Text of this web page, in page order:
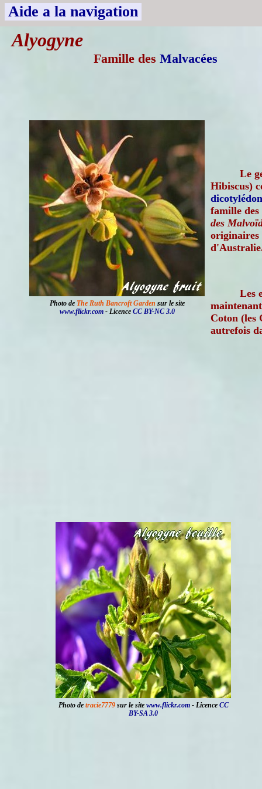
Aide a la navigation
Alyogyne
Famille des Malvacées
Photo de The Ruth Bancroft Garden sur le site
www.flickr.com- Licence CC BY-NC 3.0
Le
Hibiscus)
famille des
des
originaires
Les
Coton (les
autrefois
Photo de tracie7779sur le site www.flickr.com- Licence CC
BY-SA 3.0